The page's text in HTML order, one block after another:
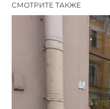
СМОТРИТЕ ТАКЖЕ